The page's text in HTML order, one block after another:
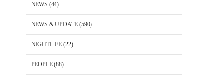
NEWS (44)
NEWS & UPDATE (590)
NIGHTLIFE (22)
PEOPLE (88)